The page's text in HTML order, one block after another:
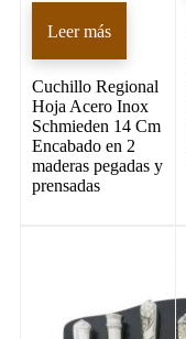
Leer más
Cuchillo Regional
Hoja Acero Inox
Schmieden 14 Cm
Encabado en 2
maderas pegadas y
prensadas